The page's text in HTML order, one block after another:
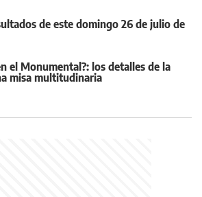
de este domingo 26 de julio de
el Monumental?: los detalles de la
misa multitudinaria